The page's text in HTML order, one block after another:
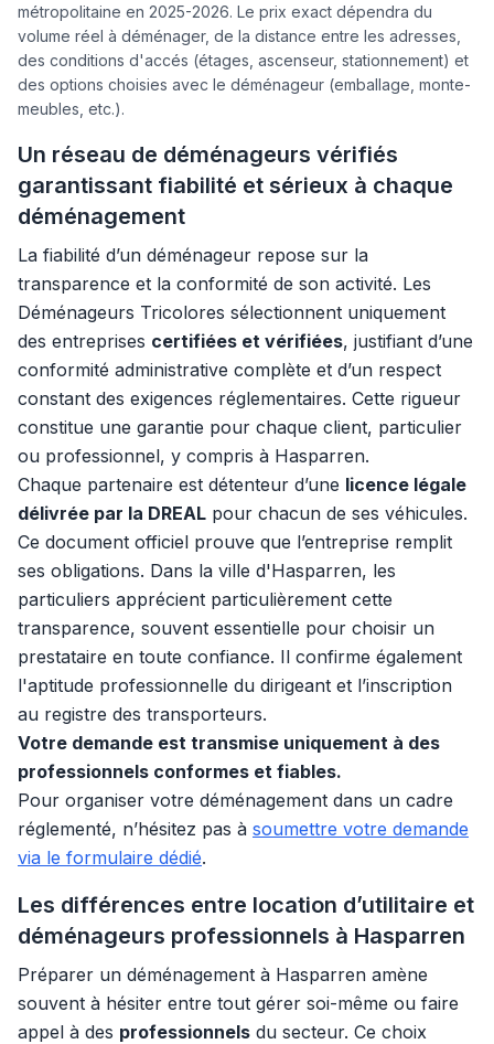
métropolitaine en 2025-2026. Le prix exact dépendra du
volume réel à déménager, de la distance entre les adresses,
des conditions d'accés (étages, ascenseur, stationnement) et
des options choisies avec le déménageur (emballage, monte-
meubles, etc.).
Un réseau de déménageurs vérifiés
garantissant fiabilité et sérieux à chaque
déménagement
La fiabilité d’un déménageur repose sur la
transparence et la conformité de son activité. Les
Déménageurs Tricolores sélectionnent uniquement
des entreprises certifiées et vérifiées, justifiant d’une
conformité administrative complète et d’un respect
constant des exigences réglementaires. Cette rigueur
constitue une garantie pour chaque client, particulier
ou professionnel, y compris à Hasparren.
Chaque partenaire est détenteur d’une licence légale
délivrée par la DREAL pour chacun de ses véhicules.
Ce document officiel prouve que l’entreprise remplit
ses obligations. Dans la ville d'Hasparren, les
particuliers apprécient particulièrement cette
transparence, souvent essentielle pour choisir un
prestataire en toute confiance. Il confirme également
l'aptitude professionnelle du dirigeant et l’inscription
au registre des transporteurs.
Votre demande est transmise uniquement à des
professionnels conformes et fiables.
Pour organiser votre déménagement dans un cadre
réglementé, n’hésitez pas à soumettre votre demande
via le formulaire dédié.
Les différences entre location d’utilitaire et
déménageurs professionnels à Hasparren
Préparer un déménagement à Hasparren amène
souvent à hésiter entre tout gérer soi-même ou faire
appel à des professionnels du secteur. Ce choix